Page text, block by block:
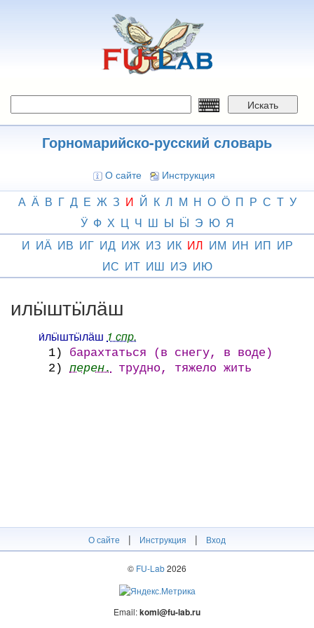
Искать
Горномарийско-русский словарь
О сайте Инструкция
А Ӓ В Г Д Е Ж З И Й К Л М Н О Ӧ П Р С Т У
Ӱ Ф Х Ц Ч Ш Ы Ӹ Э Ю Я
И ИӒ ИВ ИГ ИД ИЖ ИЗ ИК ИЛ ИМ ИН ИП ИР
ИС ИТ ИШ ИЭ ИЮ
илӹштӹлӓш
и́лӹштӹлӓш 1 спр.
1)
барахтаться (в снегу, в воде)
2)
перен. трудно, тяжело жить
О сайте | Инструкция | Вход
© FU-Lab2026
Email:komi@fu-lab.ru